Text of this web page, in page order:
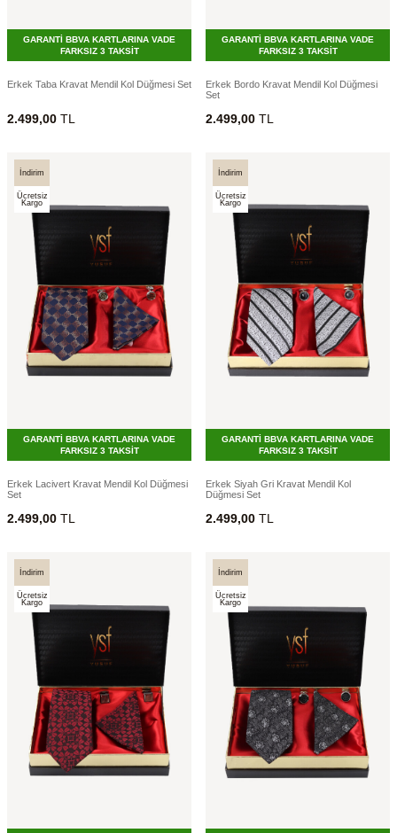
GARANTİ BBVA KARTLARINA VADE
FARKSIZ 3 TAKSİT
Erkek Taba Kravat Mendil Kol Düğmesi Set
2.499,00 TL
GARANTİ BBVA KARTLARINA VADE
FARKSIZ 3 TAKSİT
Erkek Bordo Kravat Mendil Kol Düğmesi
Set
2.499,00 TL
İndirim
Ücretsiz
Kargo
GARANTİ BBVA KARTLARINA VADE
FARKSIZ 3 TAKSİT
Erkek Lacivert Kravat Mendil Kol Düğmesi
Set
2.499,00 TL
İndirim
Ücretsiz
Kargo
GARANTİ BBVA KARTLARINA VADE
FARKSIZ 3 TAKSİT
Erkek Siyah Gri Kravat Mendil Kol
Düğmesi Set
2.499,00 TL
İndirim
Ücretsiz
Kargo
İndirim
Ücretsiz
Kargo